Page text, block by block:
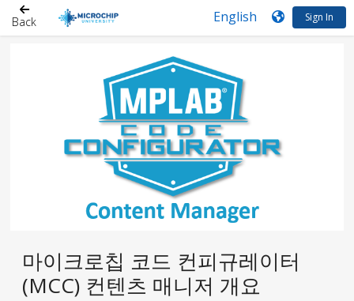
Back Sign In
마이크로칩 코드 컨피규레이터
(MCC) 컨텐츠 매니저 개요